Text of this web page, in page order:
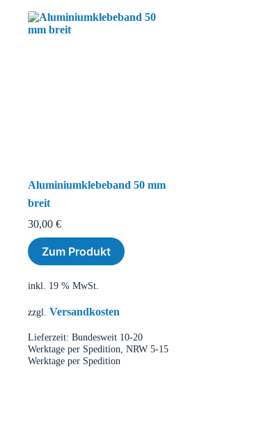
Aluminiumklebeband 50 mm
breit
30,00 €
Zum Produkt
inkl. 19 % MwSt.
zzgl. Versandkosten
Lieferzeit: Bundesweit 10-20
Werktage per Spedition, NRW 5-15
Werktage per Spedition